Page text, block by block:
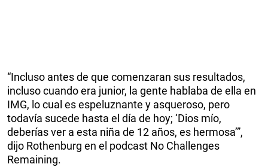
“Incluso antes de que comenzaran sus resultados,
incluso cuando era junior, la gente hablaba de ella en
IMG, lo cual es espeluznante y asqueroso, pero
todavía sucede hasta el día de hoy; ‘Dios mío,
deberías ver a esta niña de 12 años, es hermosa’”,
dijo Rothenburg en el podcast No Challenges
Remaining.